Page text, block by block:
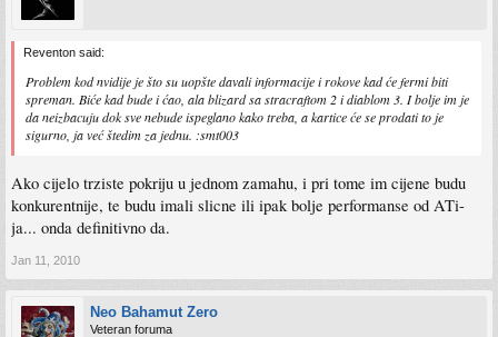
Reventon said:
Problem kod nvidije je što su uopšte davali informacije i rokove kad će fermi biti
spreman. Biće kad bude i ćao, ala blizard sa stracraftom 2 i diablom 3. I bolje im je
da neizbacuju dok sve nebude ispeglano kako treba, a kartice će se prodati to je
sigurno, ja već štedim za jednu. :smt003
Ako cijelo trziste pokriju u jednom zamahu, i pri tome im cijene budu
konkurentnije, te budu imali slicne ili ipak bolje performanse od ATi-
ja... onda definitivno da.
Jan 11, 2010
Neo Bahamut Zero
Veteran foruma